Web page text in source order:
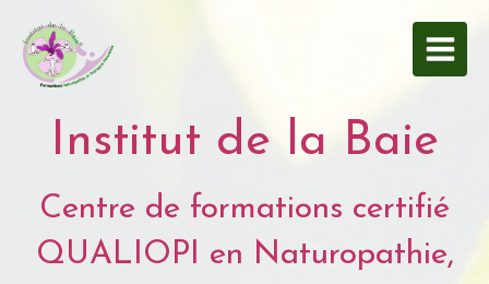
Institut de la Baie
Centre de formations certifié
QUALIOPI en Naturopathie,